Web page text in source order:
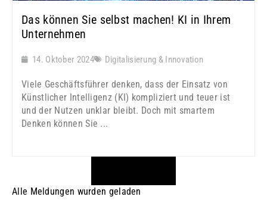
Das können Sie selbst machen! KI in Ihrem
Unternehmen
14. Oktober 2024 Digitalisierung & Innovation
Viele Geschäftsführer denken, dass der Einsatz von
Künstlicher Intelligenz (KI) kompliziert und teuer ist
und der Nutzen unklar bleibt. Doch mit smartem
Denken können Sie ...
Alle Meldungen wurden geladen